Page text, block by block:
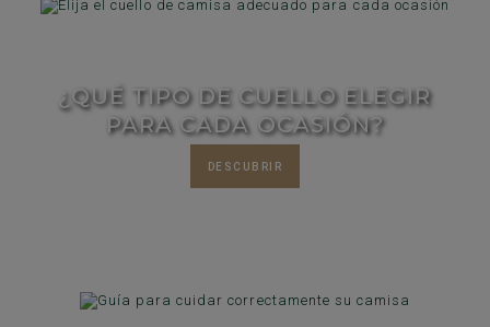
¿QUÉ TIPO DE CUELLO ELEGIR
PARA CADA OCASIÓN?
DESCUBRIR